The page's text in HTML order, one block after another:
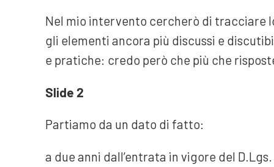
Nel mio intervento cercherò di tracciare
gli elementi ancora più discussi e
e pratiche: credo però che più che
Slide 2
Partiamo da un dato di fatto:
a due anni dall’entrata in vigore del